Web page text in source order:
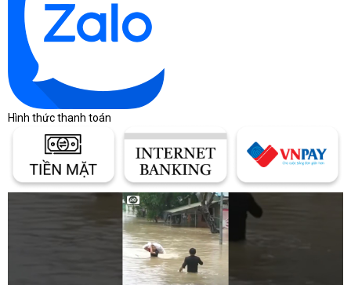
Hình thức thanh toán